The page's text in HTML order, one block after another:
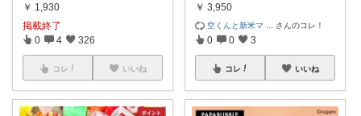
￥ 1,930
掲載終了
0 4 326
コレ いいね
￥ 3,950
空くんと新米マ さんのコレ！
0 0 3
コレ いいね